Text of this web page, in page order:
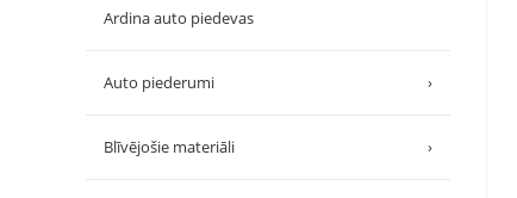
Ardina auto piedevas
Auto piederumi ›
Blīvējošie materiāli ›